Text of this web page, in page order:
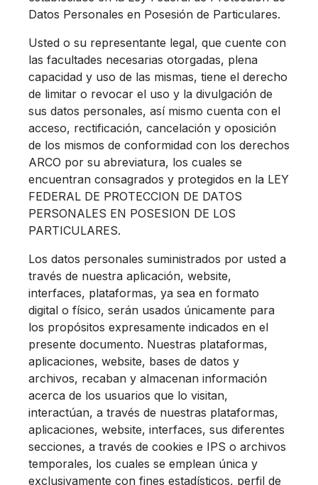
Datos Personales en Posesión de Particulares.
Usted o su representante legal, que cuente con
las facultades necesarias otorgadas, plena
capacidad y uso de las mismas, tiene el derecho
de limitar o revocar el uso y la divulgación de
sus datos personales, así mismo cuenta con el
acceso, rectificación, cancelación y oposición
de los mismos de conformidad con los derechos
ARCO por su abreviatura, los cuales se
encuentran consagrados y protegidos en la LEY
FEDERAL DE PROTECCION DE DATOS
PERSONALES EN POSESION DE LOS
PARTICULARES.
Los datos personales suministrados por usted a
través de nuestra aplicación, website,
interfaces, plataformas, ya sea en formato
digital o físico, serán usados únicamente para
los propósitos expresamente indicados en el
presente documento. Nuestras plataformas,
aplicaciones, website, bases de datos y
archivos, recaban y almacenan información
acerca de los usuarios que lo visitan,
interactúan, a través de nuestras plataformas,
aplicaciones, website, interfaces, sus diferentes
secciones, a través de cookies e IPS o archivos
temporales, los cuales se emplean única y
exclusivamente con fines estadísticos, perfil de